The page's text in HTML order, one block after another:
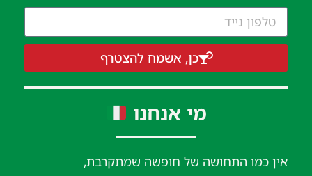
כן, אשמח להצטרף
מי אנחנו
אין כמו התחושה של חופשה שמתקרבת,